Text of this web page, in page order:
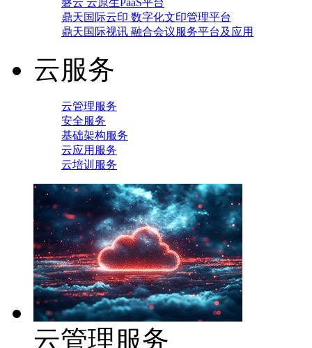
磐云 云原生PaaS平台
鼎天国际云印 数字化文印管理平台
鼎天国际视讯 融合会议服务平台及应用
云服务
云管理服务
安全服务
基础架构服务
云应用服务
云培训服务
云管理服务